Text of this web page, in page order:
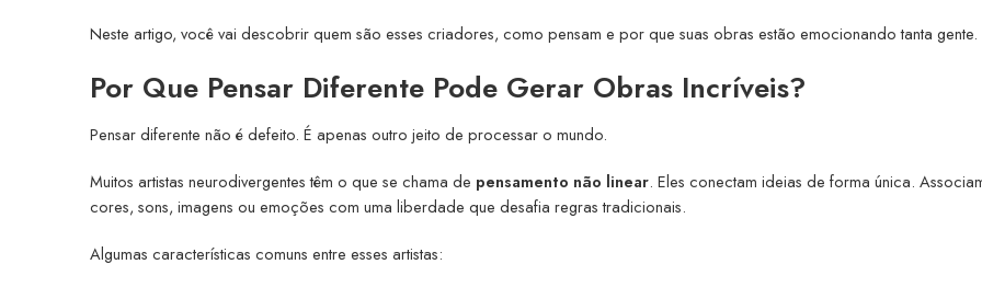
Neste artigo, você vai descobrir quem são esses criadores, como pensam e por que suas obras estão emocionando tanta gente.
Por Que Pensar Diferente Pode Gerar Obras Incríveis?
Pensar diferente não é defeito. É apenas outro jeito de processar o mundo.
Muitos artistas neurodivergentes têm o que se chama de pensamento não linear. Eles conectam ideias de forma única.
cores, sons, imagens ou emoções com uma liberdade que desafia regras tradicionais.
Algumas características comuns entre esses artistas: